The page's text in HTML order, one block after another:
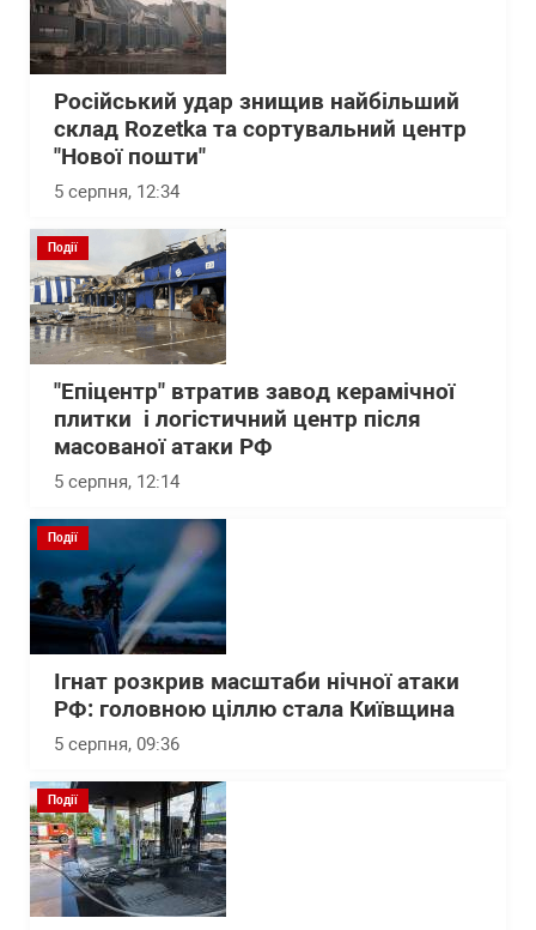
Російський удар знищив найбільший
склад Rozetka та сортувальний центр
"Нової пошти"
5 серпня, 12:34
Події
"Епіцентр" втратив завод керамічної
плитки і логістичний центр після
масованої атаки РФ
5 серпня, 12:14
Події
Ігнат розкрив масштаби нічної атаки
РФ: головною ціллю стала Київщина
5 серпня, 09:36
Події